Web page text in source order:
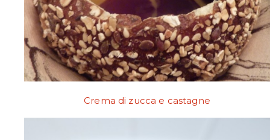
Crema di zucca e castagne